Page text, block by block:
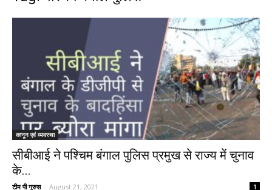
कानून एवं व्यवस्था
सीबीआई ने पश्चिम बंगाल पुलिस प्रमुख से राज्य में चुनाव
के...
टीम पी गुरुस - August 21, 2021 1